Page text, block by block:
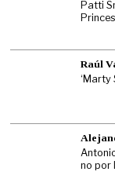
Patti
Raúl
‘Marty
no por